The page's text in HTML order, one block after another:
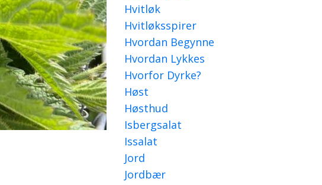
Hvitløk
Hvitløksspirer
Hvordan Begynne
Hvordan Lykkes
Hvorfor Dyrke?
Høst
Høsthud
Isbergsalat
Issalat
Jord
Jordbær